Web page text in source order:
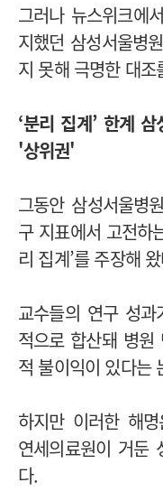
그러나 뉴스위크에
지했던 삼성서울병
지 못해 극명한 대조
‘분리 집계’ 한계
'상위권'
그동안 삼성서울병
구 지표에서 고전하
리 집계’를 주장해
교수들의 연구 성
적으로 합산돼 병
적 불이익이 있다는
하지만 이러한 해
연세의료원이 거둔
다.